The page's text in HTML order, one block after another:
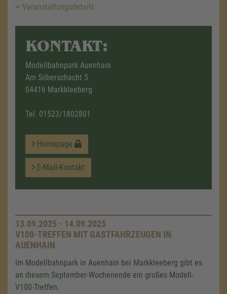
Veranstaltungsdetails
KONTAKT:
Modellbahnpark Auenhain
Am Silberschacht 5
04416 Markkleeberg
Tel. 01523/1802801
Homepage
E-Mail-Kontakt
13.09.2025 - 14.09.2025
V100-TREFFEN MIT GASTFAHRZEUGEN IN
AUENHAIN
Im Modellbahnpark in Auenhain bei Markkleeberg gibt es
an diesem September-Wochenende ein großes Modell-
V100-Treffen.